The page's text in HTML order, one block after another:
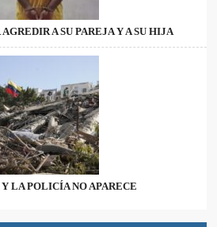
A SU PAREJA Y A SU HIJA
LA POLICÍA NO APARECE